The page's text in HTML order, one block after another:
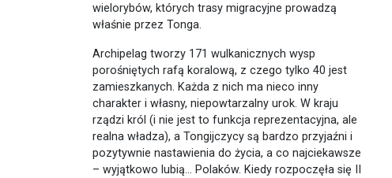
wielorybów, których trasy migracyjne prowadzą
właśnie przez Tonga.
Archipelag tworzy 171 wulkanicznych wysp
porośniętych rafą koralową, z czego tylko 40 jest
zamieszkanych. Każda z nich ma nieco inny
charakter i własny, niepowtarzalny urok. W kraju
rządzi król (i nie jest to funkcja reprezentacyjna, ale
realna władza), a Tongijczycy są bardzo przyjaźni i
pozytywnie nastawienia do życia, a co najciekawsze
– wyjątkowo lubią… Polaków. Kiedy rozpoczęła się II